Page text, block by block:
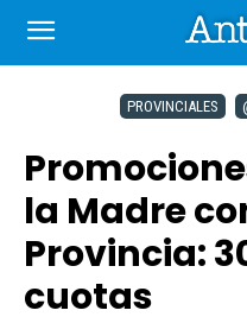
PROVINCIALES
la Madre
Provincia:
cuotas